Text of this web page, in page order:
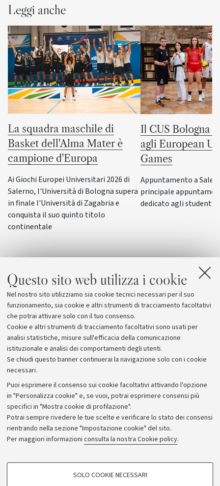
Questo sito web utilizza i cookie
Nel nostro sito utilizziamo sia cookie tecnici necessari per il suo
funzionamento, sia cookie e altri strumenti di tracciamento facoltativi
che potrai attivare solo con il tuo consenso.
Cookie e altri strumenti di tracciamento facoltativi sono usati per
analisi statistiche, misure sull'efficacia della comunicazione
istituzionale e analisi dei comportamenti degli utenti.
Se chiudi questo banner continuerai la navigazione solo con i cookie
necessari.
Puoi esprimere il consenso sui cookie facoltativi attivando l'opzione
in "Personalizza cookie" e, se vuoi, potrai esprimere consensi più
specifici in "Mostra cookie di profilazione".
Potrai sempre rivedere le tue scelte e verificare lo stato dei consensi
rientrando nella sezione "Impostazione cookie" del sito.
Per maggiori informazioni consulta la nostra Cookie policy.
COOKIE DI PROFILAZIONE - FACOLTATIVI
SOLO COOKIE NECESSARI
Leggi anche
La squadra maschile di
Basket dell'Alma Mater è
campione d'Europa
Ai Giochi Europei Universitari 2026 di
Salerno, l'Università di Bologna supera
in finale l'Università di Zagabria e
conquista il suo quinto titolo
continentale
Il CUS Bologna
agli European
Games
Appuntamento a
principale
dedicato agli
Archivio
Comunicati stampa
Redazione
Rassegna stampa